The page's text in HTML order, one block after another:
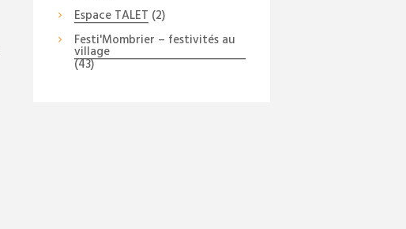
Espace TALET (2)
Festi'Mombrier – festivités au
village
(43)